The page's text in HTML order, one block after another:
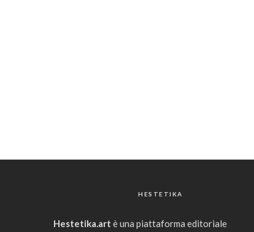
HESTETIKA
Hestetika.art è una piattaforma editoriale